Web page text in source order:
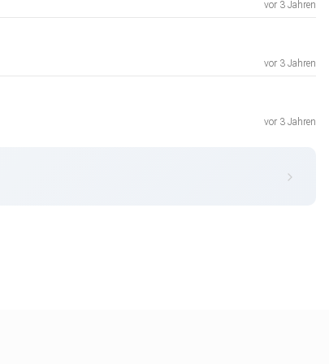
vor 3 Jahren
vor 3 Jahren
vor 3 Jahren